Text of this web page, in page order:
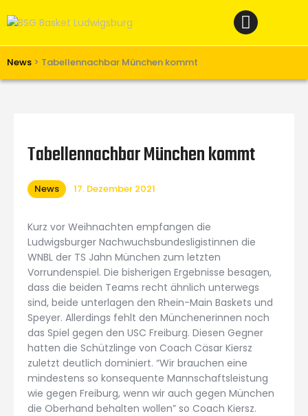
News > Tabellennachbar München kommt
Verein
Unterstützen
Links
Tabellennachbar München kommt
News 17. Dezember 2021
Kurz vor Weihnachten empfangen die
Ludwigsburger Nachwuchsbundesligistinnen die
WNBL der TS Jahn München zum letzten
Vorrundenspiel. Die bisherigen Ergebnisse besagen,
dass die beiden Teams recht ähnlich unterwegs
sind, beide unterlagen den Rhein-Main Baskets und
Speyer. Allerdings fehlt den Münchenerinnen noch
das Spiel gegen den USC Freiburg. Diesen Gegner
hatten die Schützlinge von Coach Cäsar Kiersz
zuletzt deutlich dominiert. “Wir brauchen eine
mindestens so konsequente Mannschaftsleistung
wie gegen Freiburg, wenn wir auch gegen München
die Oberhand behalten wollen” so Coach Kiersz.